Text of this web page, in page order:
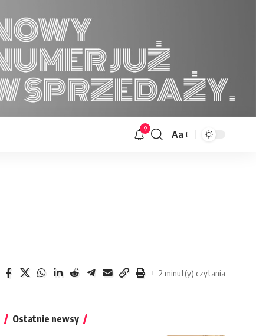
9
Font
Aa
2 minut(y) czytania
Ostatnie newsy